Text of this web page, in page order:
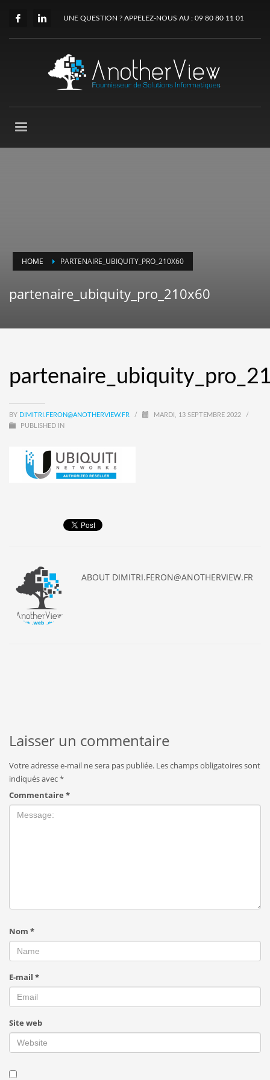
UNE QUESTION ? APPELEZ-NOUS AU : 09 80 80 11 01
HOME PARTENAIRE_UBIQUITY_PRO_210X60
partenaire_ubiquity_pro_210x60
BY DIMITRI.FERON@ANOTHERVIEW.FR / MARDI, 13 SEPTEMBRE 2022
/
PUBLISHED IN
ABOUT DIMITRI.FERON@ANOTHERVIEW.FR
Laisser un commentaire
Votre adresse e-mail ne sera pas publiée. Les champs obligatoires sont
indiqués avec*
Commentaire *
Nom *
E-mail *
Site web